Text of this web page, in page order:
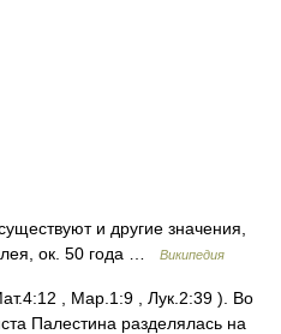
и другие значения,
ок. 50 года …
Википедия
, Мар.1:9 , Лук.2:39 ). Во
Палестина разделялась на